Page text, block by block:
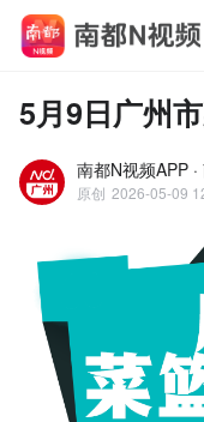
5月9日广州
南都N视频APP
原创 2026-05-09